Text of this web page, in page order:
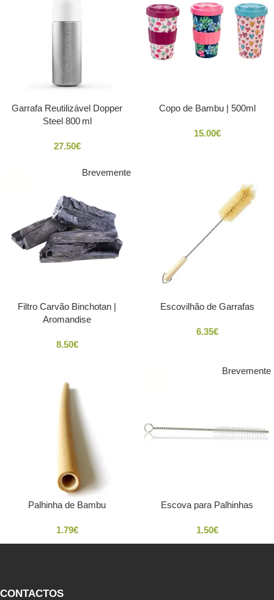
Garrafa Reutilizável Dopper
Steel 800 ml
27.50€
Copo de Bambu | 500ml
15.00€
Brevemente
Filtro Carvão Binchotan |
Aromandise
8.50€
Escovilhão de Garrafas
6.35€
Palhinha de Bambu
1.79€
Brevemente
Escova para Palhinhas
1.50€
CONTACTOS